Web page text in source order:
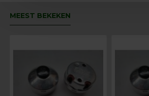
MEEST BEKEKEN